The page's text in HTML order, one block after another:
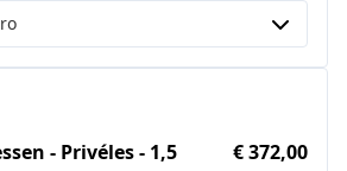
- Privéles - 1,5
€ 372,00